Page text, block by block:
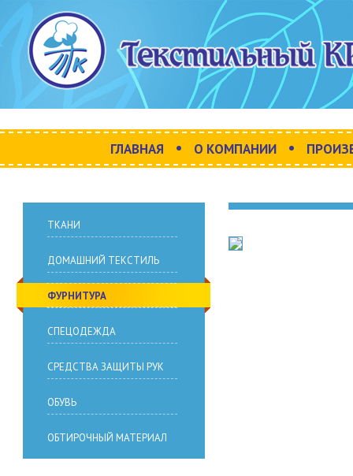
ГЛАВНАЯ • О КОМПАНИИ •
ТКАНИ
ДОМАШНИЙ ТЕКСТИЛЬ
ФУРНИТУРА
СПЕЦОДЕЖДА
СРЕДСТВА ЗАЩИТЫ РУК
ОБУВЬ
ОБТИРОЧНЫЙ МАТЕРИАЛ